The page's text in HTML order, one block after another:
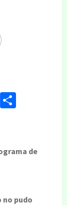
Email
de
no pudo